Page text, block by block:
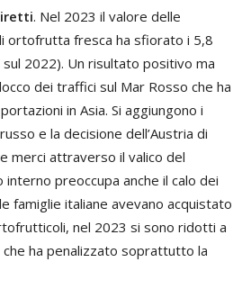
. Nel 2023 il valore delle
ortofrutta fresca ha sfiorato i 5,8
2022). Un risultato positivo ma
dei traffici sul Mar Rosso che ha
in Asia. Si aggiungono i
e la decisione dell’Austria di
merci attraverso il valico del
interno preoccupa anche il calo dei
famiglie italiane avevano acquistato
nel 2023 si sono ridotti a
che ha penalizzato soprattutto la